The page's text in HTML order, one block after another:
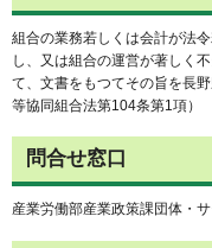
組合の業務若しくは会計が法
し、又は組合の運営が著しく
て、文書をもつてその旨を長
等協同組合法第104条第1項）
問合せ窓口
産業労働部産業政策課団体・